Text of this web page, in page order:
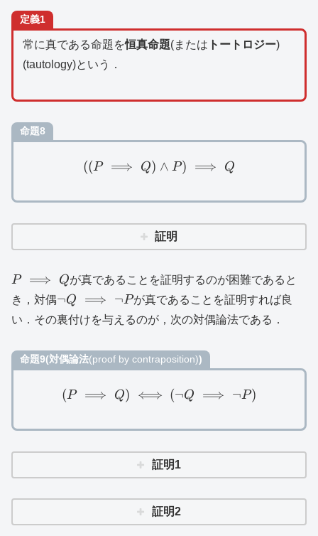
定義1
常に真である命題を恒真命題(または トートロジー)
(tautology)という．
命題8
((P\implies Q)\land
((P ⟹ Q) ∧ P) ⟹ Q
証明
P\implies
Q
P ⟹ Qが真であることを証明するのが困難であると
き，対偶\lnot
Q\implies
\lnot P
¬Q ⟹ ¬Pが真であることを証明すれば良
い．その裏付けを与えるのが，次の対偶論法である．
命題9(対偶論法(proof by contraposition))
(P\implies Q)\iff (\lnot
(P ⟹ Q) ⟺ (¬Q ⟹ ¬P)
証明1
証明2